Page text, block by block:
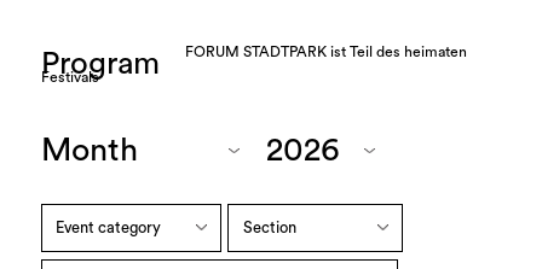
Program
FORUM STADTPARK ist Teil des heimaten
Festivals